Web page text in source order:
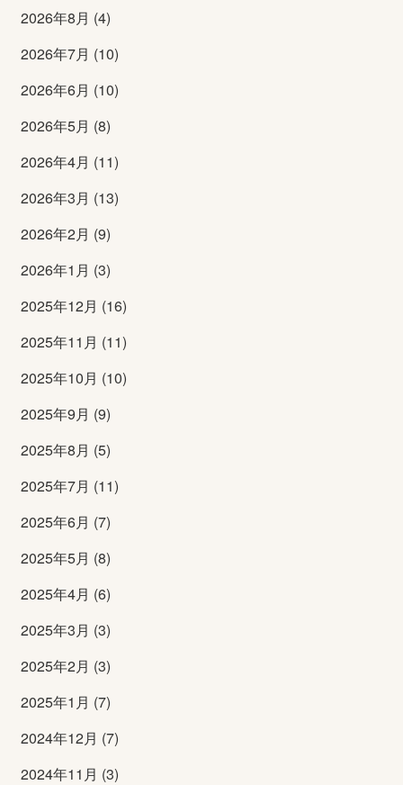
2026年8月 (4)
2026年7月 (10)
2026年6月 (10)
2026年5月 (8)
2026年4月 (11)
2026年3月 (13)
2026年2月 (9)
2026年1月 (3)
2025年12月 (16)
2025年11月 (11)
2025年10月 (10)
2025年9月 (9)
2025年8月 (5)
2025年7月 (11)
2025年6月 (7)
2025年5月 (8)
2025年4月 (6)
2025年3月 (3)
2025年2月 (3)
2025年1月 (7)
2024年12月 (7)
2024年11月 (3)